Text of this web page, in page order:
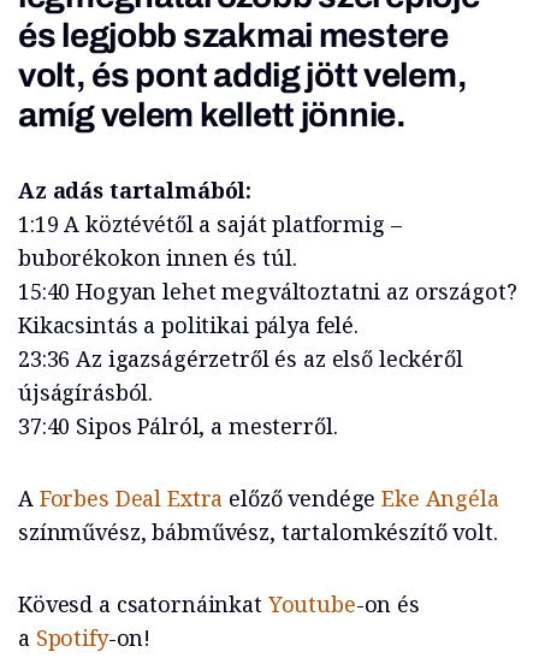
és legjobb szakmai mestere
volt, és pont addig jött velem,
amíg velem kellett jönnie.
Az adás tartalmából:
1:19 A köztévétől a saját platformig –
buborékokon innen és túl.
15:40 Hogyan lehet megváltoztatni az országot?
Kikacsintás a politikai pálya felé.
23:36 Az igazságérzetről és az első leckéről
újságírásból.
37:40 Sipos Pálról, a mesterről.
A Forbes Deal Extra előző vendégeEke Angéla
színművész, bábművész, tartalomkészítő volt.
Kövesd a csatornáinkat Youtube-on és
a Spotify-on!